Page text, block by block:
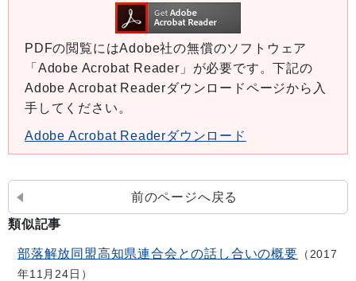
PDFの閲覧にはAdobe社の無償のソフトウェア
「Adobe Acrobat Reader」が必要です。下記の
Adobe Acrobat Readerダウンロードページから入
手してください。
Adobe Acrobat Readerダウンロード
前のページへ戻る
類似記事
部落解放同盟高知県連合会との話し合いの概要
2017
年11月24日